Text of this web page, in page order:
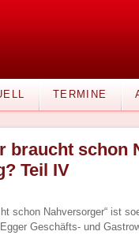
TERMINE
braucht schon
Teil IV
schon Nahversorger“ ist
Geschäfts- und